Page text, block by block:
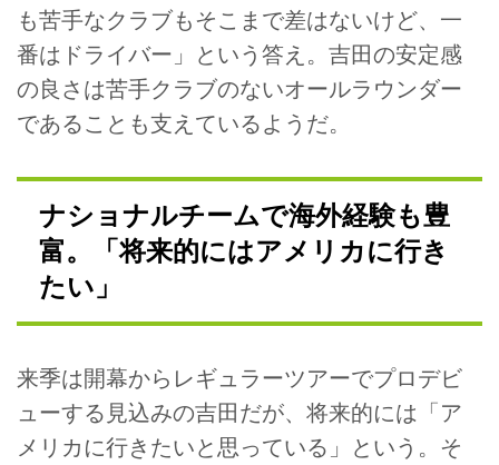
も苦手なクラブもそこまで差はないけど、一
番はドライバー」という答え。吉田の安定感
の良さは苦手クラブのないオールラウンダー
であることも支えているようだ。
ナショナルチームで海外経験も豊
富。「将来的にはアメリカに行き
たい」
来季は開幕からレギュラーツアーでプロデビ
ューする見込みの吉田だが、将来的には「ア
メリカに行きたいと思っている」という。そ